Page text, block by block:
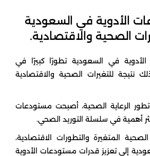
الأدوية في السعودية
الصحية والاقتصادية.
في السعودية تطورًا كبيرًا في
نتيجة للتغيرات الصحية والاقتصادية
الرعاية الصحية، أصبحت مستودعات
أهمية في سلسلة التوريد الصحي.
المتغيرة والتطورات الاقتصادية،
إلى تعزيز قدرات مستودعات الأدوية